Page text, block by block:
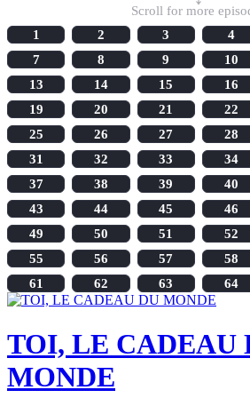
Scroll for more
1
2 3 4
7
8 9 10
13
14 15 16
19
20 21 22
25
26 27 28
31
32 33 34
37
38 39 40
43
44 45 46
49
50 51 52
55
56 57 58
61
62 63 64
TOI, LE CADEAU
MONDE